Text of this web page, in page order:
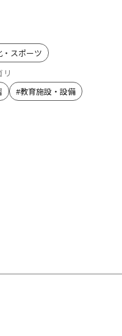
スポーツ
#教育施設・設備